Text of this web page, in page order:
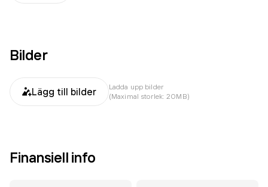
Bilder
Lägg till bilder
Ladda upp bilder
(Maximal storlek: 20MB)
Finansiell info